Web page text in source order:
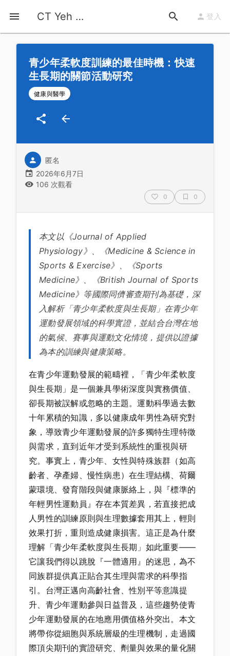
CT Yeh 公路車基地 登入
首頁 運動知識
青少年柔軟度訓練的最佳時機：快速
生長期的關節活動研究
健康與醫學
匿名
2026年6月7日
106 次觀看
0 0
本文以《Journal of Applied
Physiology》、《Medicine & Science in
Sports & Exercise》、《Sports
Medicine》、《British Journal of Sports
Medicine》等國際同儕審查期刊為基礎，深
入解析「青少年柔軟度與生長期」在青少年
運動發展領域的科學實證，並結合台灣在地
的氣候、賽事與運動文化情境，提供以證據
為本的訓練與健康策略。
在青少年運動發展的範疇裡，「青少年柔軟度
與生長期」是一個兼具學術深度與實務價值、
卻長期被誤解或忽略的主題。運動科學過去數
十年累積的知識，多以健康成年男性為研究對
象，導致青少年運動發展的許多獨特生理特徵
與需求，直到近年才受到系統性的重視與研
究。事實上，青少年、女性與特殊族群（如高
齡者、孕產婦、慢性病患）在生理結構、荷爾
蒙環境、發育階段與健康脈絡上，與『標準的
年輕男性運動員』存在本質差異，若直接把成
人男性的訓練原則與生理數據套用其上，輕則
效果打折，重則造成健康損害。這正是為什麼
理解「青少年柔軟度與生長期」如此重要——
它讓我們得以跳脫『一體適用』的迷思，為不
同族群提供真正貼合其生理與需求的科學指
引。台灣正邁向高齡社會、性別平等意識提
升、青少年運動參與日益普及，這些趨勢使青
少年運動發展的在地應用價值格外突出。本文
將帶你從細胞與系統層級的生理機制，走過國
際頂尖期刊的實證研究、劑量與效果的量化關